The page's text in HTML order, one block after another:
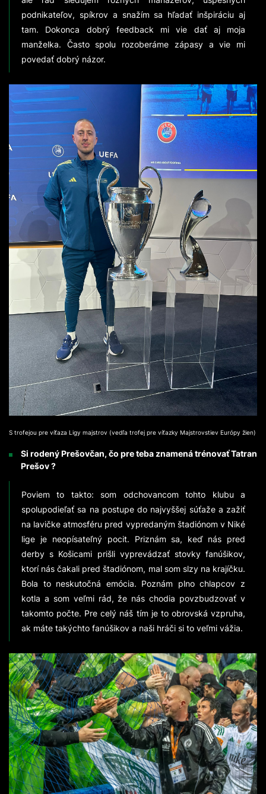
podnikateľov, spíkrov a snažím sa hľadať inšpiráciu aj
tam. Dokonca dobrý feedback mi vie dať aj moja
manželka. Často spolu rozoberáme zápasy a vie mi
povedať dobrý názor.
S trofejou pre víťaza Ligy majstrov (vedľa trofej pre víťazky Majstrovstiev Európy žien)
Si rodený Prešovčan, čo pre teba znamená trénovať Tatran
Prešov ?
Poviem to takto: som odchovancom tohto klubu a
spolupodieľať sa na postupe do najvyššej súťaže a zažiť
na lavičke atmosféru pred vypredaným štadiónom v Niké
lige je neopísateľný pocit. Priznám sa, keď nás pred
derby s Košicami prišli vyprevádzať stovky fanúšikov,
ktorí nás čakali pred štadiónom, mal som slzy na krajíčku.
Bola to neskutočná emócia. Poznám plno chlapcov z
kotla a som veľmi rád, že nás chodia povzbudzovať v
takomto počte. Pre celý náš tím je to obrovská vzpruha,
ak máte takýchto fanúšikov a naši hráči si to veľmi vážia.